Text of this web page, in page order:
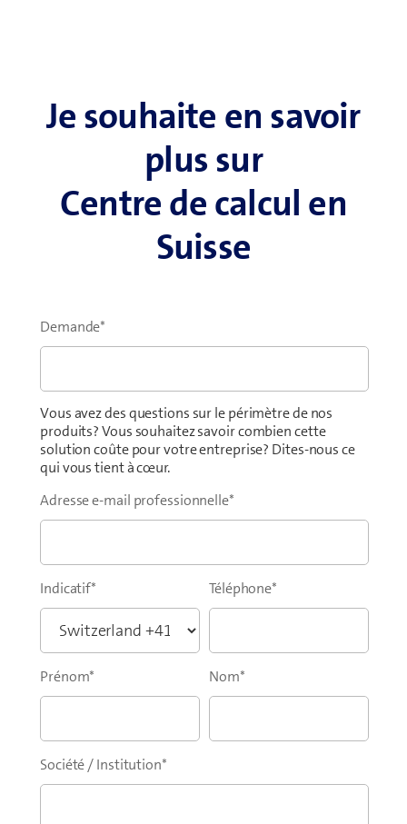
Je souhaite en savoir
plus sur
Centre de calcul en
Suisse
Demande*
Vous avez des questions sur le périmètre de nos
produits? Vous souhaitez savoir combien cette
solution coûte pour votre entreprise? Dites-nous ce
qui vous tient à cœur.
Adresse e-mail professionnelle*
Indicatif* Téléphone*
Prénom* Nom*
Société / Institution*